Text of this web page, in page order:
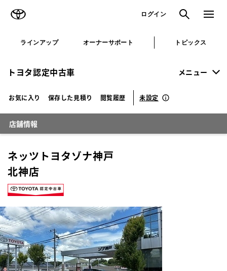
ログイン 検索 メニュ
ラインアップ オーナーサポート トピックス
トヨタ認定中古車 メニュー
お気に入り 保存した見積り 閲覧履歴 未設定
店舗情報
ネッツトヨタゾナ神戸
北神店